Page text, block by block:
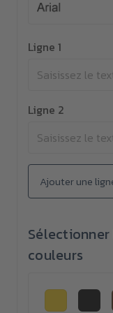
Ligne 1
Ligne 2
Ajouter une
Sélectionner
couleurs